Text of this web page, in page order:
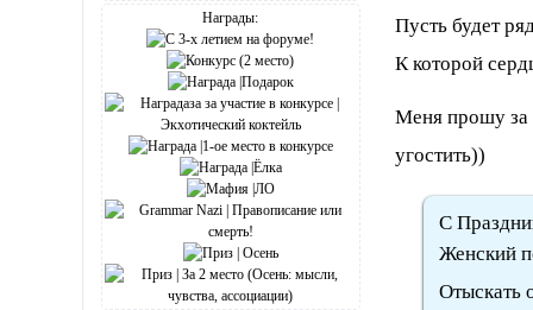
Награды:
Пусть будет
К которой
Меня прошу за
угостить))
С
Женский
Отыскать